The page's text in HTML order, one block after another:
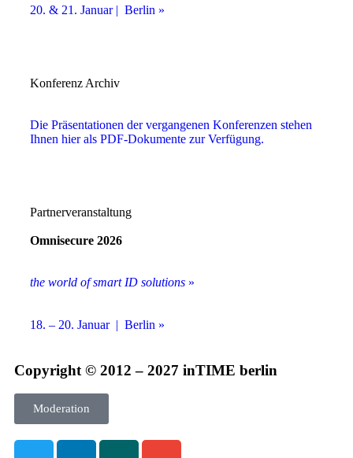
20. & 21. Januar | Berlin »
Konferenz Archiv
Die Präsentationen der vergangenen Konferenzen stehen
Ihnen hier als PDF-Dokumente zur Verfügung.
Partnerveranstaltung
Omnisecure 2026
the world of smart ID solutions »
18. – 20. Januar | Berlin »
Copyright © 2012 – 2027 inTIME berlin
Moderation